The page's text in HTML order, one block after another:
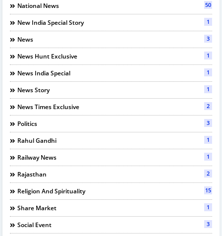
National News 50
New India Special Story 1
News 3
News Hunt Exclusive 1
News India Special 1
News Story 1
News Times Exclusive 2
Politics 3
Rahul Gandhi 1
Railway News 1
Rajasthan 2
Religion And Spirituality 15
Share Market 1
Social Event 3